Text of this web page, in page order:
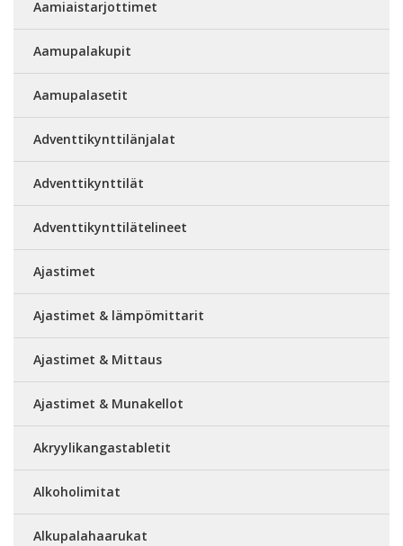
Aamiaistarjottimet
Aamupalakupit
Aamupalasetit
Adventtikynttilänjalat
Adventtikynttilät
Adventtikynttilätelineet
Ajastimet
Ajastimet & lämpömittarit
Ajastimet & Mittaus
Ajastimet & Munakellot
Akryylikangastabletit
Alkoholimitat
Alkupalahaarukat